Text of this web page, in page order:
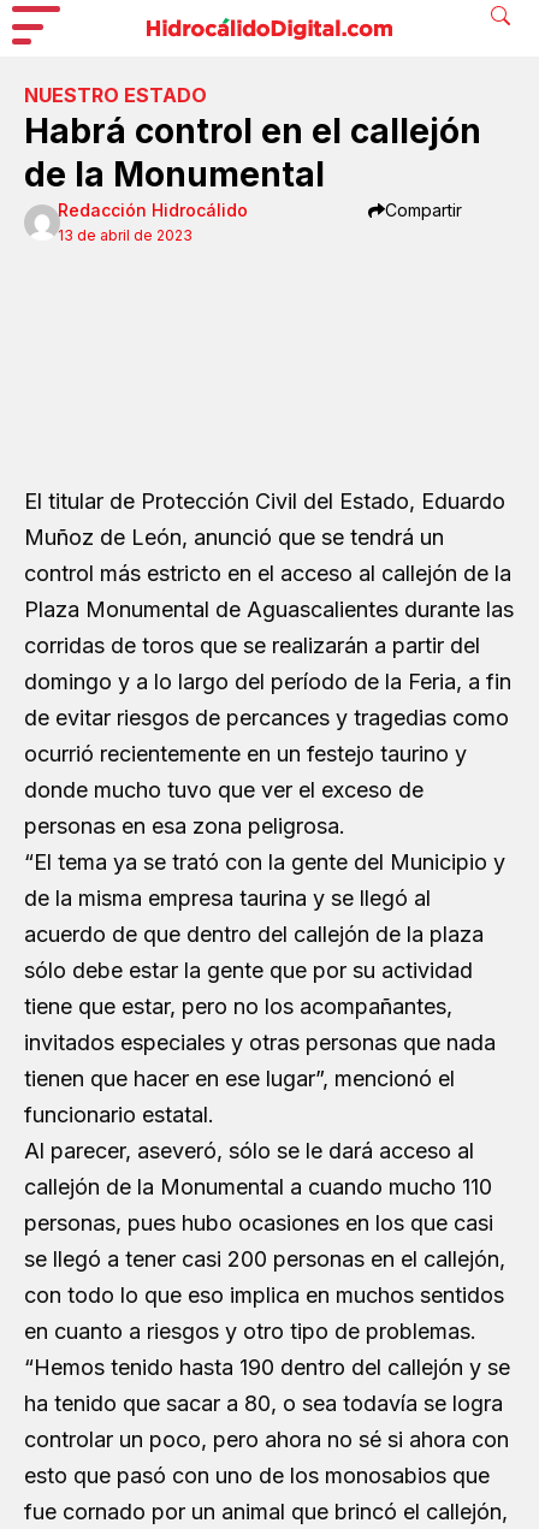
NUESTRO ESTADO
Habrá control en el callejón
de la Monumental
Redacción Hidrocálido
13 de abril de 2023
Compartir
El titular de Protección Civil del Estado, Eduardo
Muñoz de León, anunció que se tendrá un
control más estricto en el acceso al callejón de la
Plaza Monumental de Aguascalientes durante las
corridas de toros que se realizarán a partir del
domingo y a lo largo del período de la Feria, a fin
de evitar riesgos de percances y tragedias como
ocurrió recientemente en un festejo taurino y
donde mucho tuvo que ver el exceso de
personas en esa zona peligrosa.
“El tema ya se trató con la gente del Municipio y
de la misma empresa taurina y se llegó al
acuerdo de que dentro del callejón de la plaza
sólo debe estar la gente que por su actividad
tiene que estar, pero no los acompañantes,
invitados especiales y otras personas que nada
tienen que hacer en ese lugar”, mencionó el
funcionario estatal.
Al parecer, aseveró, sólo se le dará acceso al
callejón de la Monumental a cuando mucho 110
personas, pues hubo ocasiones en los que casi
se llegó a tener casi 200 personas en el callejón,
con todo lo que eso implica en muchos sentidos
en cuanto a riesgos y otro tipo de problemas.
“Hemos tenido hasta 190 dentro del callejón y se
ha tenido que sacar a 80, o sea todavía se logra
controlar un poco, pero ahora no sé si ahora con
esto que pasó con uno de los monosabios que
fue cornado por un animal que brincó el callejón,